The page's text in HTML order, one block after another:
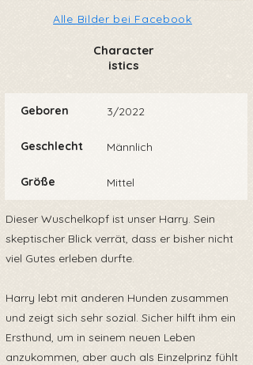
Alle Bilder bei Facebook
Character
istics
Geboren 3/2022
Geschlecht Männlich
Größe Mittel
Dieser Wuschelkopf ist unser Harry. Sein
skeptischer Blick verrät, dass er bisher nicht
viel Gutes erleben durfte.
Harry lebt mit anderen Hunden zusammen
und zeigt sich sehr sozial. Sicher hilft ihm ein
Ersthund, um in seinem neuen Leben
anzukommen, aber auch als Einzelprinz fühlt